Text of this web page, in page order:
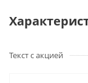
Текст с акцией